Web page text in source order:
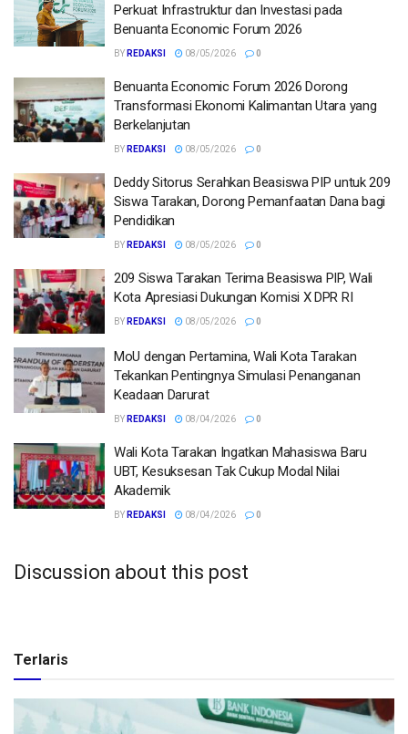
Perkuat Infrastruktur dan Investasi pada
Benuanta Economic Forum 2026
BY REDAKSI 08/05/2026 0
Benuanta Economic Forum 2026 Dorong
Transformasi Ekonomi Kalimantan Utara yang
Berkelanjutan
BY REDAKSI 08/05/2026 0
Deddy Sitorus Serahkan Beasiswa PIP untuk 209
Siswa Tarakan, Dorong Pemanfaatan Dana bagi
Pendidikan
BY REDAKSI 08/05/2026 0
209 Siswa Tarakan Terima Beasiswa PIP, Wali
Kota Apresiasi Dukungan Komisi X DPR RI
BY REDAKSI 08/05/2026 0
MoU dengan Pertamina, Wali Kota Tarakan
Tekankan Pentingnya Simulasi Penanganan
Keadaan Darurat
BY REDAKSI 08/04/2026 0
Wali Kota Tarakan Ingatkan Mahasiswa Baru
UBT, Kesuksesan Tak Cukup Modal Nilai
Akademik
BY REDAKSI 08/04/2026 0
Discussion about this post
Terlaris